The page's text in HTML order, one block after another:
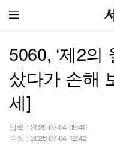
5060, ‘제2의
샀다가 손해
세]
입력 : 2026-07-04 05:40
수정 : 2026-07-04 12:42